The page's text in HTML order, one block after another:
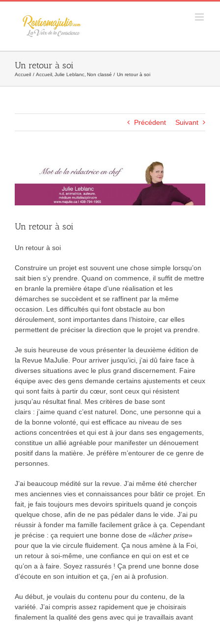
Skip
Un retour à soi
Accueil Accueil Julie Leblanc Non classé Un retour à soi
Précédent Suivant
l&apos;image
Un retour à soi
Un retour à soi
Construire un projet est souvent une chose simple lorsqu’on
sait bien s’y prendre. Quand on commence, il suffit de mettre
en branle la première étape d’une réalisation et les
démarches se succèdent et se raffinent par la même
occasion. Les difficultés qui font obstacle au bon
déroulement, sont importantes dans l’histoire, car elles
permettent de préciser la direction que le projet va prendre.
Je suis heureuse de vous présenter la deuxième édition de
la Revue MaJulie. Pour arriver jusqu’ici, j’ai dû faire face à
diverses situations avec le plus grand discernement. Faire
équipe avec des gens demande certains ajustements et ceux
qui sont faits à partir du cœur, sont ceux qui résistent
jusqu’au résultat final. Mes critères de base sont
clairs : j’aime quand c’est naturel. Donc, une personne qui a
de la bonne volonté, qui est efficace au niveau de ses
actions concentrées et qui est à jour dans ses engagements,
constitue un allié agréable pour manifester un dénouement
positif dans la matière. Je préfère m’entourer de ce genre de
personnes.
J’ai beaucoup médité sur la revue. J’ai même été chercher
mes anciennes vies et connaissances pour bâtir ce projet. En
fait, je fais toujours mes devoirs spirituels quand je conçois
quelque chose, afin de ne pas pédaler dans le vide. J’ai pu
réussir à fonder ma famille facilement grâce à ça. Cependant
je précise : ça requiert une bonne dose de «lâcher prise»
pour que la vie circule fluidement. Ça nous amène à la Foi,
un retour à soi-même, une confiance en qui on est et ce
qu’on a à faire. Soyez rassurés ! Ça prend une bonne dose
d’écoute en son intuition et ça, j’en ai à profusion.
Au début, je voulais du contenu pour du contenu, de la
variété. J’ai compris assez rapidement que je choisirais
finalement la qualité des gens avec qui je travaillais avant